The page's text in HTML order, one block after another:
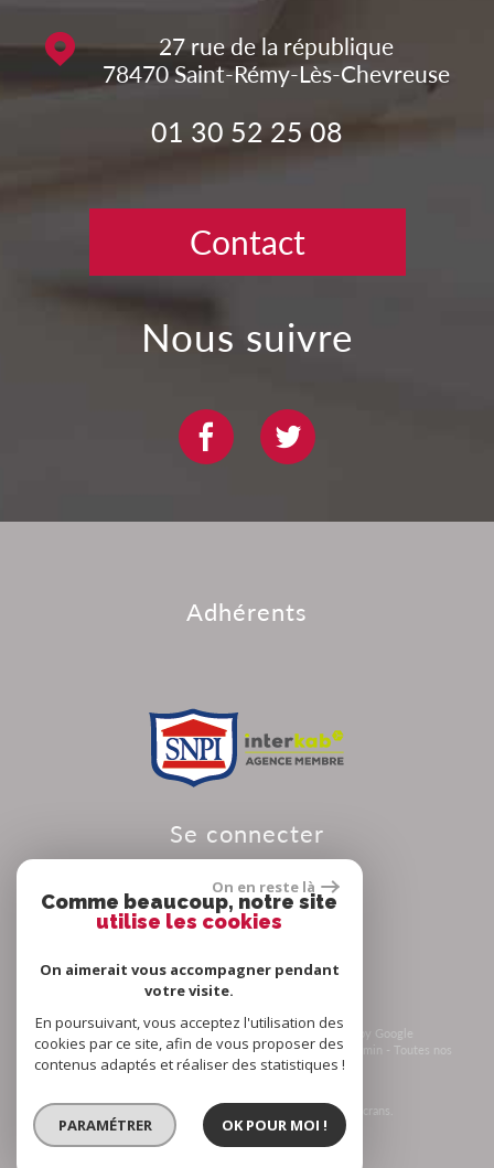
27 rue de la république
78470 Saint-Rémy-Lès-Chevreuse
01 30 52 25 08
Contact
nous suivre
adhérents
se connecter
© 2026 | Tous droits réservés | Traduction powered by Google
Plan du site- Mentions légales- Nos honoraires-Liens- Admin - Toutes nos
annonces-Politique RGPD
un seul site adaptable à tous les types d'écrans.
On en reste là
Comme beaucoup, notre site
utilise les cookies
On aimerait vous accompagner pendant
votre visite.
En poursuivant, vous acceptez l'utilisation des
cookies par ce site, afin de vous proposer des
contenus adaptés et réaliser des statistiques !
PARAMÉTRER OK POUR MOI !